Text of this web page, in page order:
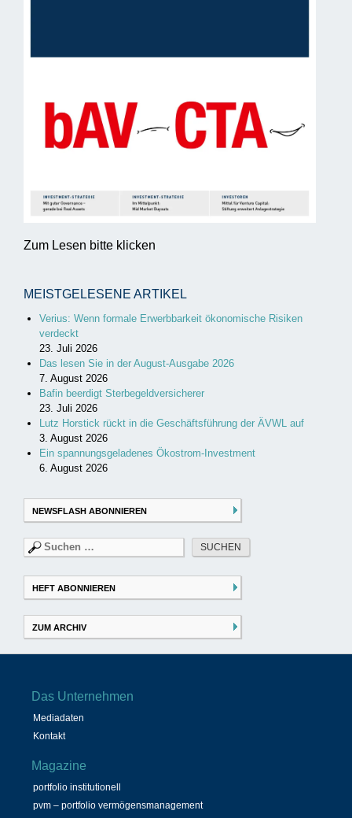
Zum Lesen bitte klicken
MEISTGELESENE ARTIKEL
Verius: Wenn formale Erwerbbarkeit ökonomische Risiken
verdeckt
23. Juli 2026
Das lesen Sie in der August-Ausgabe 2026
7. August 2026
Bafin beerdigt Sterbegeldversicherer
23. Juli 2026
Lutz Horstick rückt in die Geschäftsführung der ÄVWL auf
3. August 2026
Ein spannungsgeladenes Ökostrom-Investment
6. August 2026
NEWSFLASH ABONNIEREN
Suchen
nach:
HEFT ABONNIEREN
ZUM ARCHIV
Das Unternehmen
Mediadaten
Kontakt
Magazine
portfolio institutionell
pvm – portfolio vermögensmanagement